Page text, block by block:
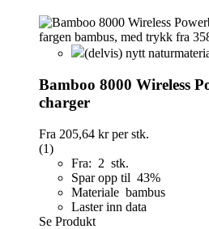
(delvis) nytt
Bamboo 8000 Wireless
charger
Fra 205,64 krper stk.
(1)
Fra: 2 stk.
Spar opp til 43%
Materiale bambus
Laster inn data
Se Produkt